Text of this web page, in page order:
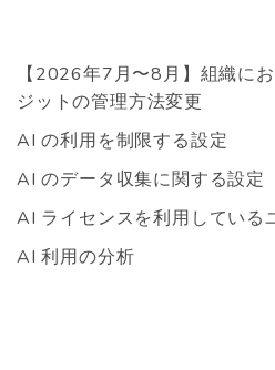
【2026年7月〜8月】組織に
ジットの管理方法変更
AI の利用を制限する設定
AI のデータ収集に関する設定
AI ライセンスを利用している
AI 利用の分析